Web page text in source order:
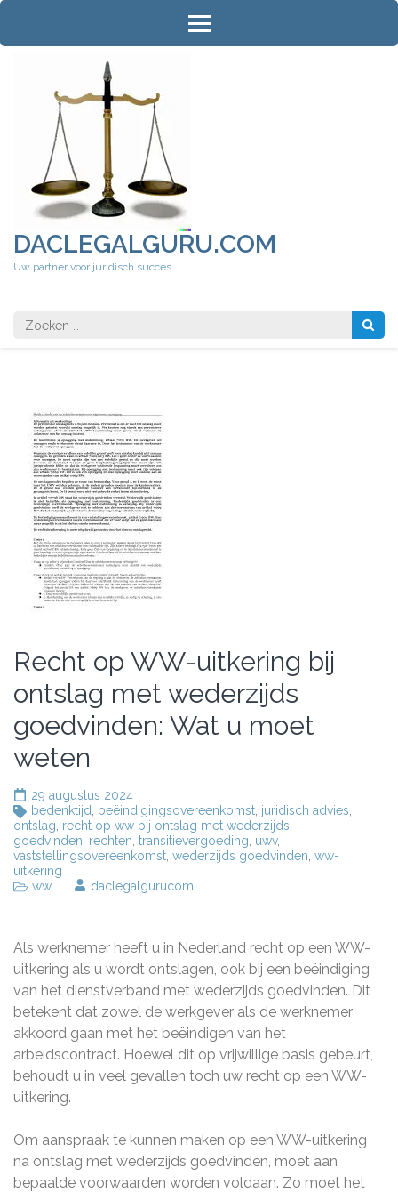
Ga
inhoud
DACLEGALGURU.COM
Uw partner voor juridisch succes
Zoeken
naar:
Recht op WW-uitkering bij
ontslag met wederzijds
goedvinden: Wat u moet
weten
29 augustus 2024
bedenktijd
beëindigingsovereenkomst juridisch advies
ontslag recht op ww bij ontslag met wederzijds
goedvinden rechten transitievergoeding uwv,
vaststellingsovereenkomst wederzijds goedvinden ww-
uitkering
ww
daclegalgurucom
Als werknemer heeft u in Nederland recht op een WW-
uitkering als u wordt ontslagen, ook bij een beëindiging
van het dienstverband met wederzijds goedvinden. Dit
betekent dat zowel de werkgever als de werknemer
akkoord gaan met het beëindigen van het
arbeidscontract. Hoewel dit op vrijwillige basis gebeurt,
behoudt u in veel gevallen toch uw recht op een WW-
uitkering.
Om aanspraak te kunnen maken op een WW-uitkering
na ontslag met wederzijds goedvinden, moet aan
bepaalde voorwaarden worden voldaan. Zo moet het